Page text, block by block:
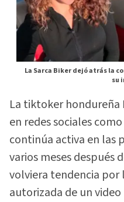
La Sarca Biker dejó atrás la
su
La tiktoker hondureña
en redes sociales como
continúa activa en las
varios meses después
volviera tendencia por
autorizada de un